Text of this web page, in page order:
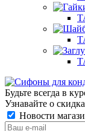
Будьте всегда в
Узнавайте о
Новости